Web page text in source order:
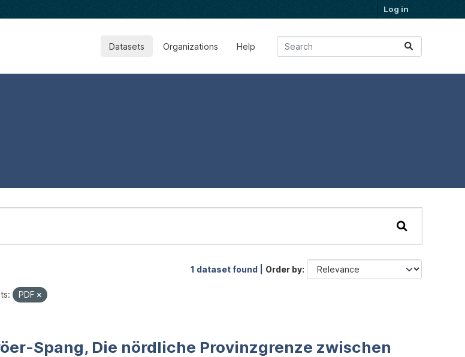
Log in
Datasets Organizations Help
1 dataset found | Order by
PDF
Spang, Die nördliche Provinzgrenze zwischen